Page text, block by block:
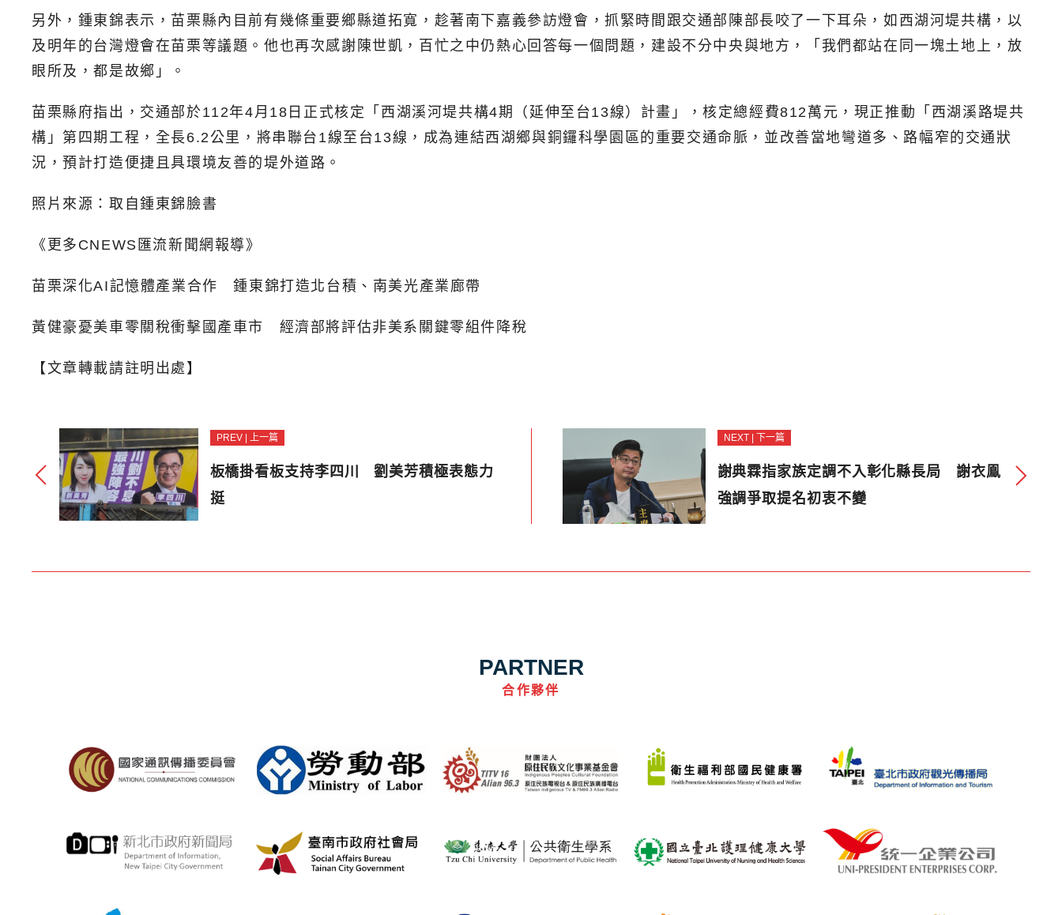
另外，鍾東錦表示，苗栗縣內目前有幾條重要鄉縣道拓寬，趁著南下嘉義參訪燈會，抓緊時間跟交通部陳部長咬了一下耳朵，如西湖河堤共構，以
及明年的台灣燈會在苗栗等議題。他也再次感謝陳世凱，百忙之中仍熱心回答每一個問題，建設不分中央與地方，「我們都站在同一塊土地上，放
眼所及，都是故鄉」。
苗栗縣府指出，交通部於112年4月18日正式核定「西湖溪河堤共構4期（延伸至台13線）計畫」，核定總經費812萬元，現正推動「西湖溪路堤共
構」第四期工程，全長6.2公里，將串聯台1線至台13線，成為連結西湖鄉與銅鑼科學園區的重要交通命脈，並改善當地彎道多、路幅窄的交通狀
況，預計打造便捷且具環境友善的堤外道路。
照片來源：取自鍾東錦臉書
《更多CNEWS匯流新聞網報導》
苗栗深化AI記憶體產業合作 鍾東錦打造北台積、南美光產業廊帶
黃健豪憂美車零關稅衝擊國產車市 經濟部將評估非美系關鍵零組件降稅
【文章轉載請註明出處】
PREV | 上一篇
板橋掛看板支持李四川 劉美芳積極表態力
挺
NEXT | 下一篇
謝典霖指家族定調不入彰化縣長局 謝衣鳯
強調爭取提名初衷不變
PARTNER
合作夥伴